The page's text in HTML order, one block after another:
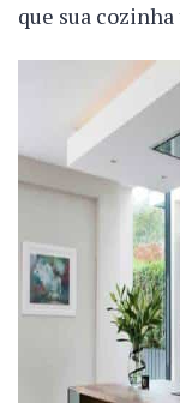
que sua